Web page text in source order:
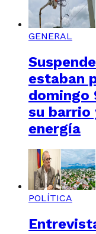
GENERAL
estaban
domingo
su barrio
energía
POLÍTICA